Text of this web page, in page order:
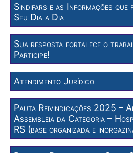
Sindifars e as Informações que
Seu Dia a Dia
Sua resposta fortalece o
Participe!
Atendimento Jurídico
Pauta Reivindicações 2025 –
Assembleia da Categoria –
RS (base organizada e